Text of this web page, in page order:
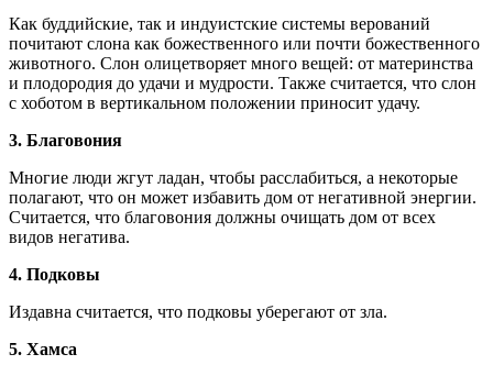
Как буддийские, так и индуистские системы верований
почитают слона как божественного или почти божественного
животного. Слон олицетворяет много вещей: от материнства
и плодородия до удачи и мудрости. Также считается, что слон
с хоботом в вертикальном положении приносит удачу.
3. Благовония
Многие люди жгут ладан, чтобы расслабиться, а некоторые
полагают, что он может избавить дом от негативной энергии.
Считается, что благовония должны очищать дом от всех
видов негатива.
4. Подковы
Издавна считается, что подковы уберегают от зла.
5. Хамса